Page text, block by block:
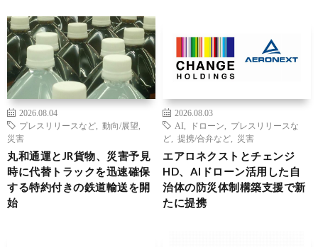
2026.08.04
プレスリリースなど
動向/展望
災害
丸和通運とJR貨物、災害予見
時に代替トラックを迅速確保
する特約付きの鉄道輸送を開
始
2026.08.03
AI
ドローン
プレスリリースな
ど
提携/合弁など 災害
エアロネクストとチェンジ
HD、AIドローン活用した自
治体の防災体制構築支援で新
たに提携